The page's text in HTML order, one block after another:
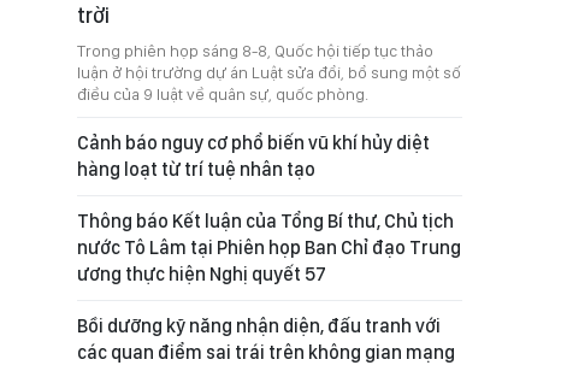
trời
Trong phiên họp sáng 8-8, Quốc hội tiếp tục thảo
luận ở hội trường dự án Luật sửa đổi, bổ sung một số
điều của 9 luật về quân sự, quốc phòng.
Cảnh báo nguy cơ phổ biến vũ khí hủy diệt
hàng loạt từ trí tuệ nhân tạo
Thông báo Kết luận của Tổng Bí thư, Chủ tịch
nước Tô Lâm tại Phiên họp Ban Chỉ đạo Trung
ương thực hiện Nghị quyết 57
Bồi dưỡng kỹ năng nhận diện, đấu tranh với
các quan điểm sai trái trên không gian mạng